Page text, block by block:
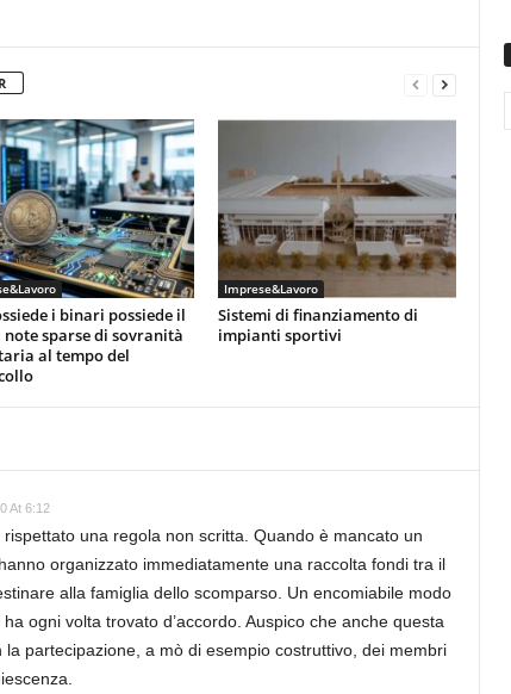
i binari possiede il
sparse di sovranità
al tempo del
Imprese&Lavoro
Sistemi di finanziamento di
impianti sportivi
At 6:12
una regola non scritta. Quando è mancato un
organizzato immediatamente una raccolta fondi tra il
alla famiglia dello scomparso. Un encomiabile modo
ogni volta trovato d’accordo. Auspico che anche questa
partecipazione, a mò di esempio costruttivo, dei membri